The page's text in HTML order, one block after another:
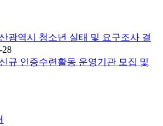
광역시 청소년 실태 및 요구조사 결
28
규 인증수련활동 운영기관 모집 및